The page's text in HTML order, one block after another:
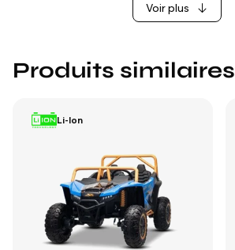
Voir plus
Produits similaires
Li-Ion